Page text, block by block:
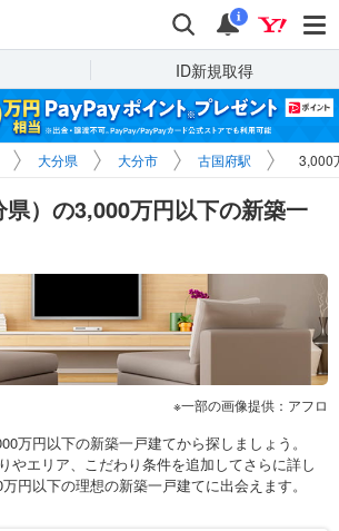
検索 通知
i
ID新規取得
大分県 大分市 古国府駅 3,000
）の3,000万円以下の新築一
一部の画像提供：アフロ
万円以下の新築一戸建てから探しましょう。
やエリア、こだわり条件を追加してさらに詳し
円以下の理想の新築一戸建てに出会えます。